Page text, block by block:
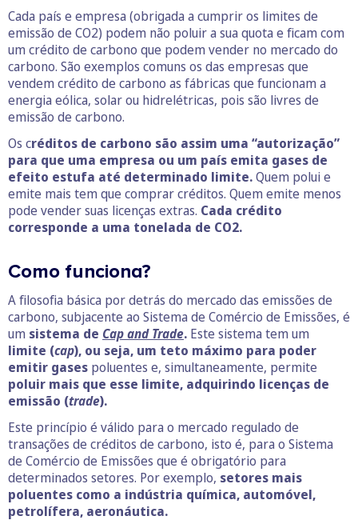
Cada país e empresa (obrigada a cumprir os limites de
emissão de CO2) podem não poluir a sua quota e ficam com
um crédito de carbono que podem vender no mercado do
carbono. São exemplos comuns os das empresas que
vendem crédito de carbono as fábricas que funcionam a
energia eólica, solar ou hidrelétricas, pois são livres de
emissão de carbono.
Os créditos de carbono são assim uma “autorização”
para que uma empresa ou um país emita gases de
efeito estufa até determinado limite.Quem polui e
emite mais tem que comprar créditos. Quem emite menos
pode vender suas licenças extras. Cada crédito
corresponde a uma tonelada de CO2.
Como funciona?
A filosofia básica por detrás do mercado das emissões de
carbono, subjacente ao Sistema de Comércio de Emissões, é
um sistema de Cap and Trade. Este sistema tem um
limite (cap), ou seja, um teto máximo para poder
emitir gases poluentes e, simultaneamente, permite
poluir mais que esse limite, adquirindo licenças de
emissão (trade).
Este princípio é válido para o mercado regulado de
transações de créditos de carbono, isto é, para o Sistema
de Comércio de Emissões que é obrigatório para
determinados setores. Por exemplo, setores mais
poluentes como a indústria química, automóvel,
petrolífera, aeronáutica.